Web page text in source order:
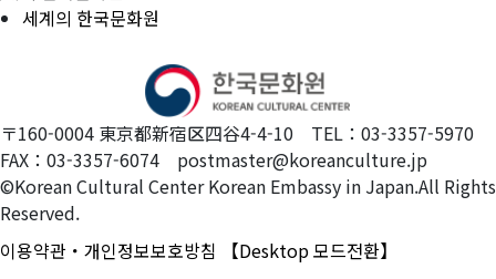
세계의 한국문화원
〒160-0004 東京都新宿区四谷4-4-10 TEL：03-3357-5970
FAX：03-3357-6074 postmaster@koreanculture.jp
©Korean Cultural Center Korean Embassy in Japan.All Rights
Reserved.
이용약관・개인정보보호방침
【Desktop 모드전환】